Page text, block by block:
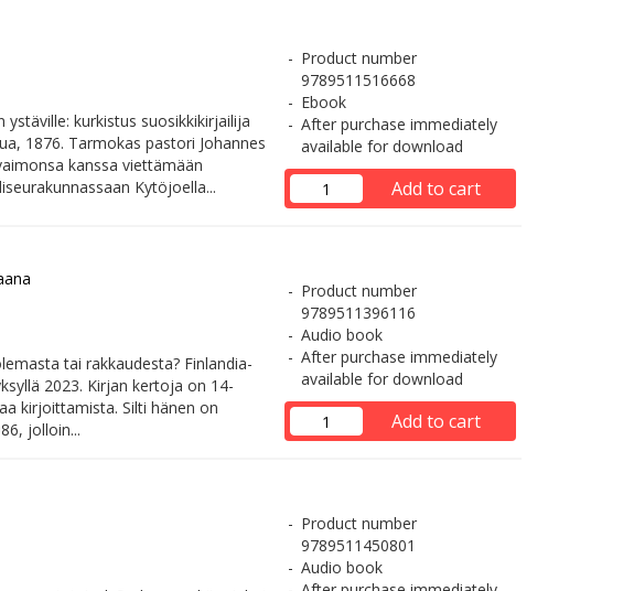
kurkistus suosikkikirjailija
1876. Tarmokas pastori Johannes
kanssa viettämään
Kytöjoella...
Product number
9789511516668
Ebook
After purchase immediately
available for download
Add to cart
tai rakkaudesta? Finlandia-
2023. Kirjan kertoja on 14-
kirjoittamista. Silti hänen on
jolloin...
Product number
9789511396116
Audio book
After purchase immediately
available for download
Add to cart
Product number
9789511450801
Audio book